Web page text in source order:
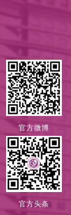
官方微博
官方头条